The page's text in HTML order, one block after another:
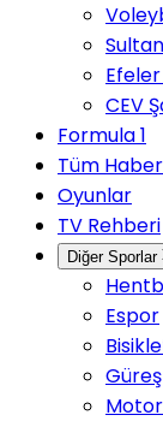
Efeler
CEV
Formula 1
Tüm
Oyunlar
TV Rehberi
Diğer Sporlar
Espor
Güreş